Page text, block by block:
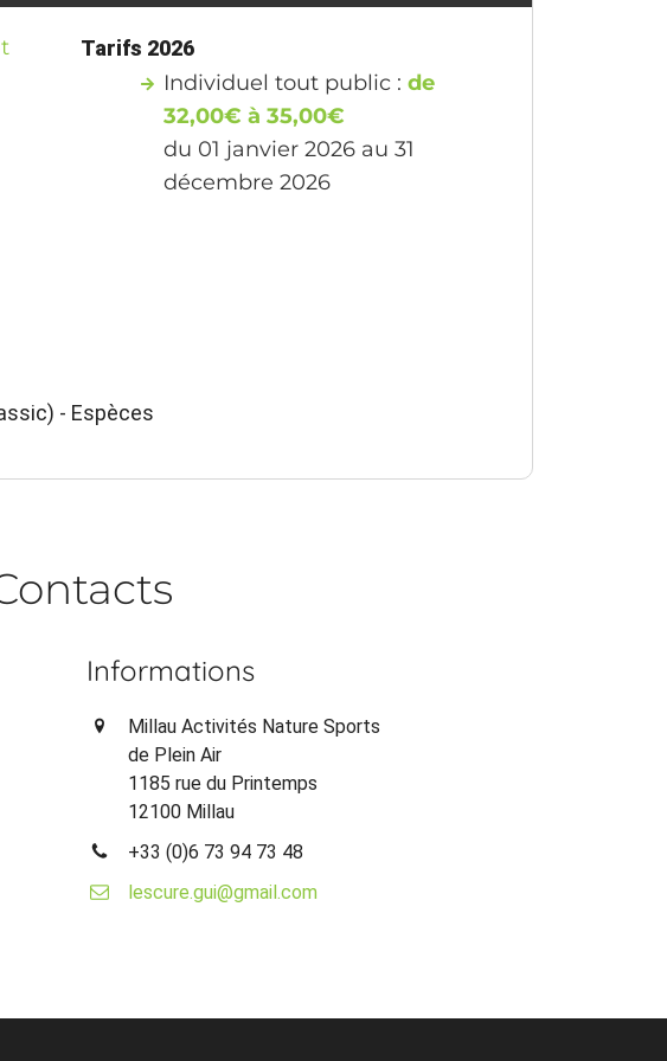
Tarifs 2026
Individuel tout public :de
32,00€ à 35,00€
du 01 janvier 2026 au 31
décembre 2026
- Espèces
Informations
Millau Activités Nature Sports
de Plein Air
1185 rue du Printemps
12100 Millau
+33 (0)6 73 94 73 48
lescure.gui@gmail.com